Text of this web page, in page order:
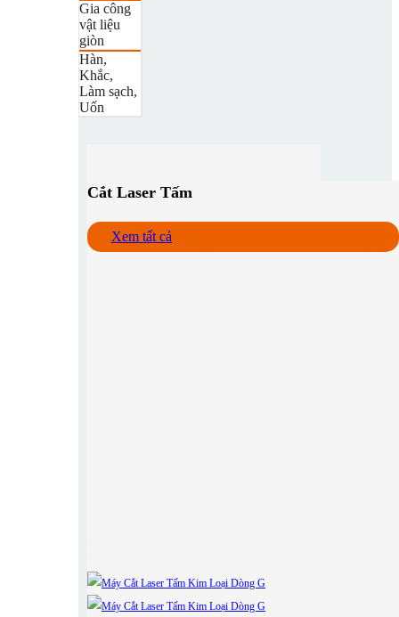
Gia công
vật liệu
giòn
Hàn,
Khắc,
Làm sạch,
Uốn
Cắt Laser Tấm
Xem tất cả